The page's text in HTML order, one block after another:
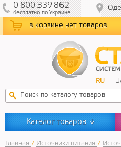
в корзине нет товаров
RU
0 800 339 862
бесплатнопо Украине
Каталог товаров ↓
Главная / Источники питания /